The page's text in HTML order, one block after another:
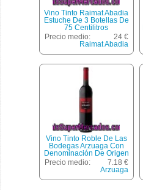
Vino Tinto Raimat Abadia
Estuche De 3 Botellas De
75 Centilitros
Precio medio:
24 €
Raimat Abadia
Vino Tinto Roble De Las
Bodegas Arzuaga Con
Denominación De Origen
Ribera Del Duero La
Planta Botella De 75
Precio medio:
7.18 €
Arzuaga